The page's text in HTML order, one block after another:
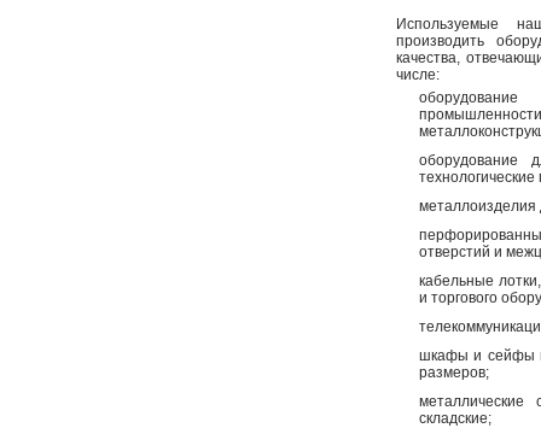
Используемые
производить
качества,
числе:
оборудование
отверстий и
кабельные
и торгового
шкафы и сейфы
размеров;
металлические
складские;